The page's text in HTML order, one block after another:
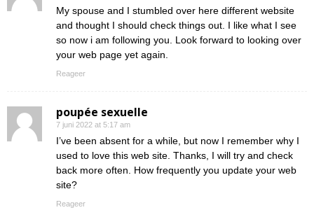
My spouse and I stumbled over here different website
and thought I should check things out. I like what I see
so now i am following you. Look forward to looking over
your web page yet again.
Reageer
poupée sexuelle
7 juni 2022 at 5:17 am
I’ve been absent for a while, but now I remember why I
used to love this web site. Thanks, I will try and check
back more often. How frequently you update your web
site?
Reageer